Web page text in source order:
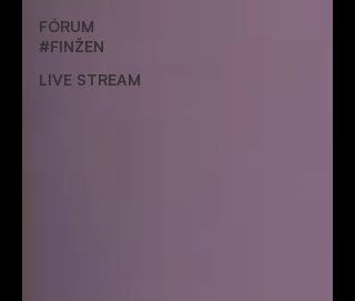
FÓRUM
#FINŽEN
LIVE STREAM